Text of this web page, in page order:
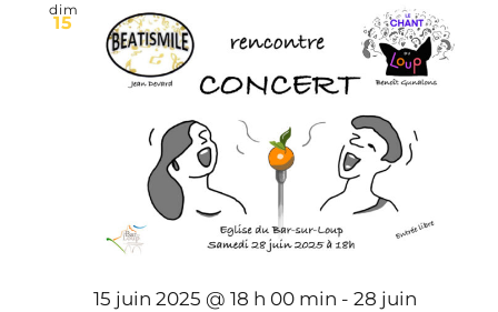
dim
15
15 juin 2025 @ 18 h 00 min - 28 juin